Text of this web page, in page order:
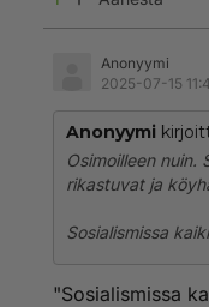
Anonyymi
2025-07-15
Anonyymi
Osimoilleen nuin.
rikastuvat ja
Sosialismissa
"Sosialismissa